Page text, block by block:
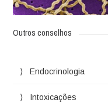
Outros conselhos
Endocrinologia
Intoxicações